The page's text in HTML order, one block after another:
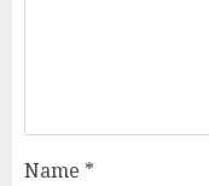
Name *